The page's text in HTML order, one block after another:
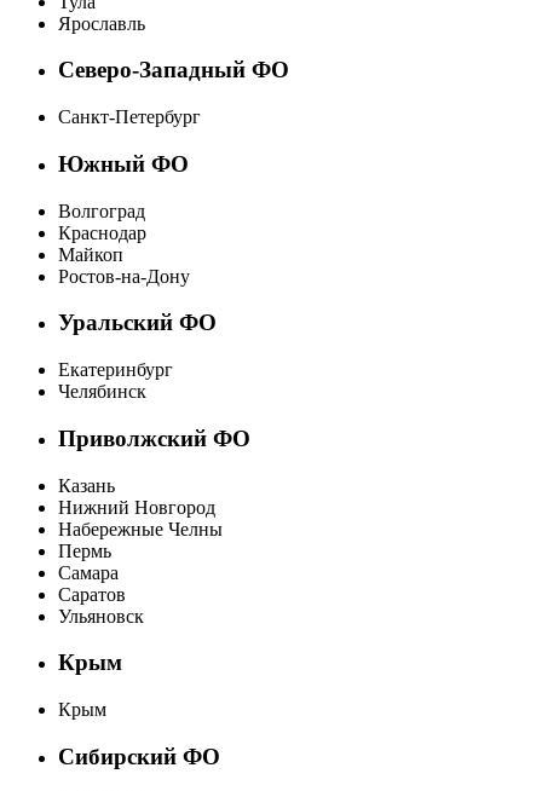
Ярославль
Северо-Западный ФО
Санкт-Петербург
Южный ФО
Волгоград
Краснодар
Майкоп
Ростов-на-Дону
Уральский ФО
Екатеринбург
Челябинск
Приволжский ФО
Казань
Нижний Новгород
Набережные Челны
Пермь
Самара
Саратов
Ульяновск
Крым
Крым
Сибирский ФО